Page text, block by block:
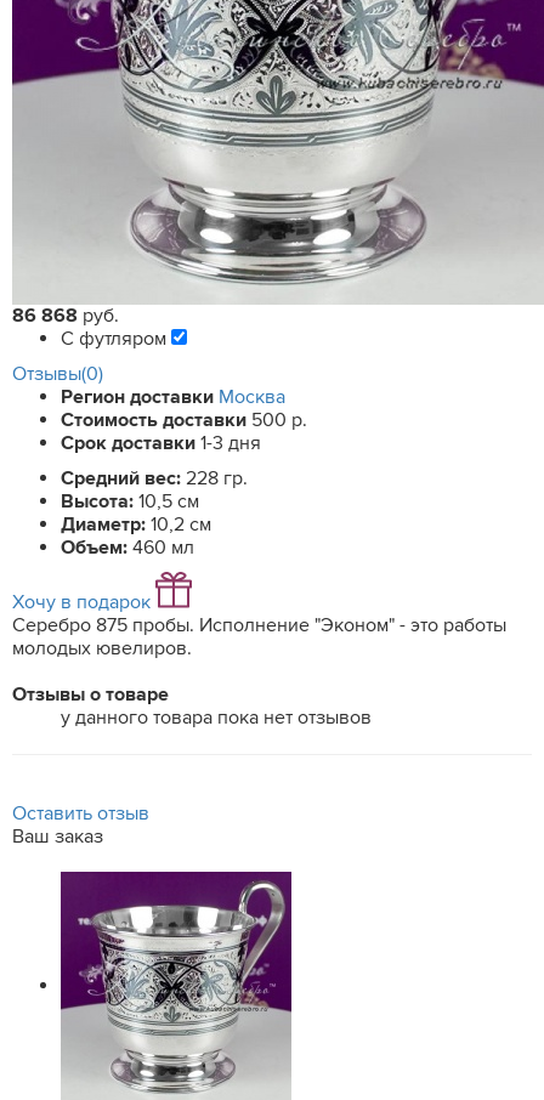
86 868 руб.
С футляром
Отзывы(0)
Регион доставки Москва
Стоимость доставки 500 р.
Срок доставки 1-3 дня
Средний вес: 228 гр.
Высота: 10,5 см
Диаметр: 10,2 см
Объем: 460 мл
Хочу в подарок
Серебро 875 пробы. Исполнение "Эконом" - это работы
молодых ювелиров.
Отзывы о товаре
у данного товара пока нет отзывов
Оставить отзыв
Ваш заказ